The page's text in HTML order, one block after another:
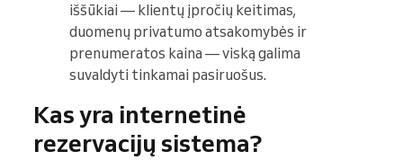
iššūkiai — klientų įpročių keitimas,
duomenų privatumo atsakomybės ir
prenumeratos kaina — viską galima
suvaldyti tinkamai pasiruošus.
Kas yra internetinė
rezervacijų sistema?